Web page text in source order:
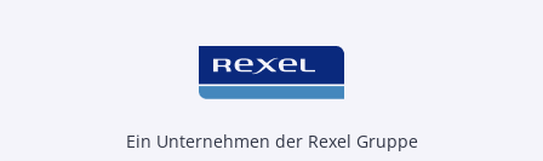
Ein Unternehmen der Rexel Gruppe